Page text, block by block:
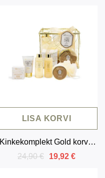
LISA KORVI
Kinkekomplekt Gold korvis
(6 toodet)
24,90 € 19,92 €